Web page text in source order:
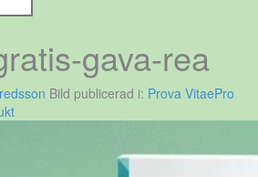
gava-rea
Bild publicerad i: Prova VitaePro